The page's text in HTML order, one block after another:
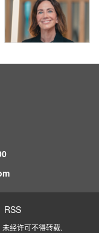
RSS
经许可不得转载.